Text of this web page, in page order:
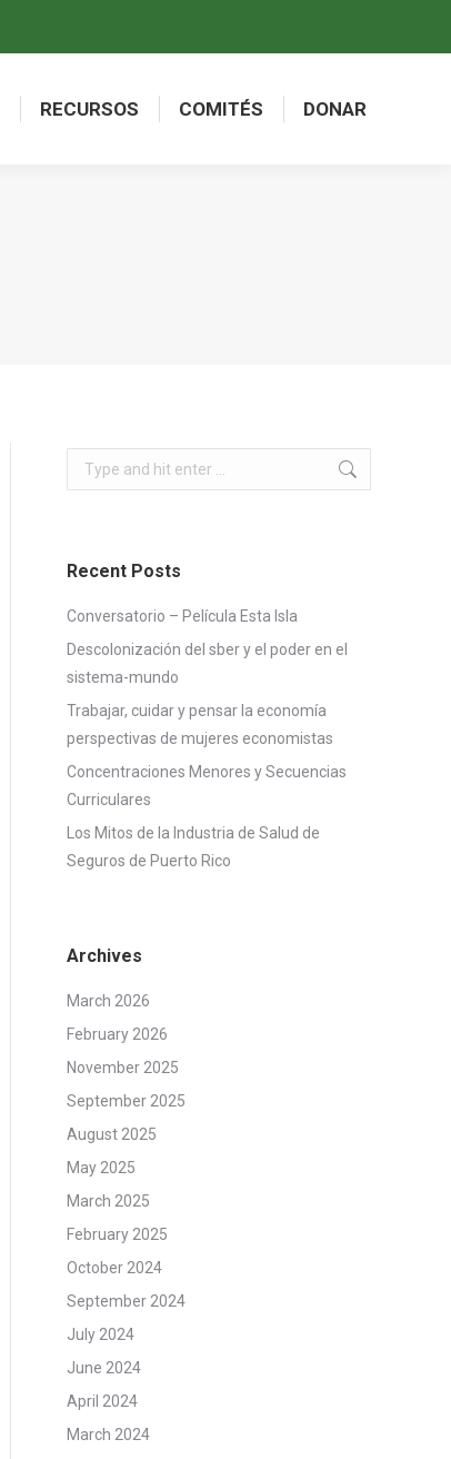
RECURSOS COMITÉS DONAR
Search:
Recent Posts
Conversatorio – Película Esta Isla
Descolonización del sber y el poder en el
sistema-mundo
Trabajar, cuidar y pensar la economía
perspectivas de mujeres economistas
Concentraciones Menores y Secuencias
Curriculares
Los Mitos de la Industria de Salud de
Seguros de Puerto Rico
Archives
March 2026
February 2026
November 2025
September 2025
August 2025
May 2025
March 2025
February 2025
October 2024
September 2024
July 2024
June 2024
April 2024
March 2024